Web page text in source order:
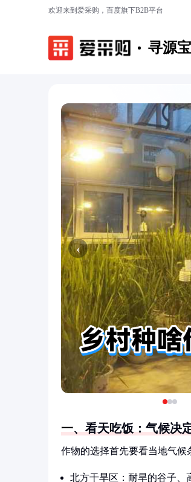
欢迎来到爱采购，百度旗下B2B平台
寻源
‹
一、看天吃饭：气候决
作物的选择首先要看当地气候
北方干旱区：耐旱的谷子、